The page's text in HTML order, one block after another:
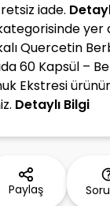
iade.
yer
Quercetin
60 Kapsül –
Ekstresi
Detaylı Bilgi
Paylaş